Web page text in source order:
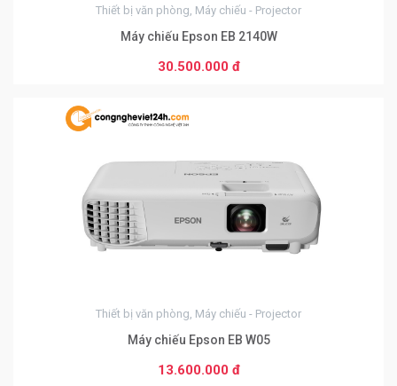
Thiết bị văn phòng, Máy chiếu - Projector
Máy chiếu Epson EB 2140W
30.500.000 đ
Thiết bị văn phòng, Máy chiếu - Projector
Máy chiếu Epson EB W05
13.600.000 đ